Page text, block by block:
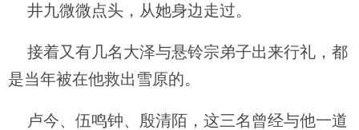
井九微微点头，从她身边走过。
接着又有几名大泽与悬铃宗弟子出来行礼，都
是当年被在他救出雪原的。
卢今、伍鸣钟、殷清陌，这三名曾经与他一道